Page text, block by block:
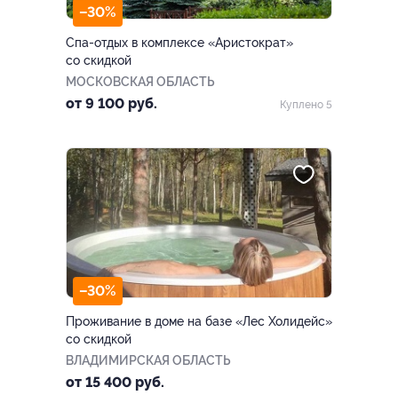
–30%
Спа-отдых в комплексе «Аристократ»
со скидкой
МОСКОВСКАЯ ОБЛАСТЬ
от 9 100 руб. Куплено 5
–30%
Проживание в доме на базе «Лес Холидейс»
со скидкой
ВЛАДИМИРСКАЯ ОБЛАСТЬ
от 15 400 руб.